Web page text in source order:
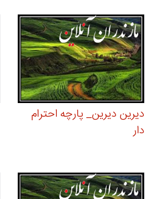
دیرین دیرین_ پارچه احترام
دار